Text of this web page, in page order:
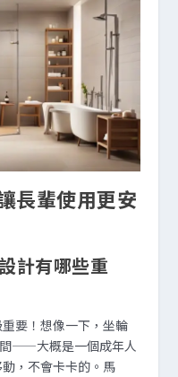
長輩使用更安
計有哪些重
要！想像一下，坐輪
——大概是一個成年人
，不會卡卡的。馬